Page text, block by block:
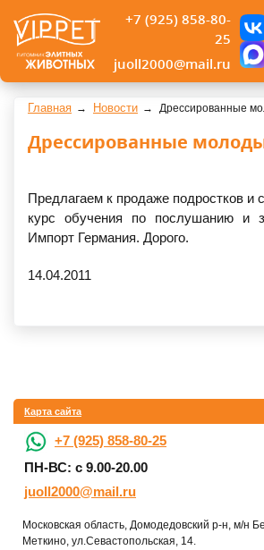
+7 (925) 858-80-
25
juoll2000@mail.ru
Главная Новости Дрессированные
Дрессированные
Предлагаем к продаже подростков и
курс обучения по послушанию и
Импорт Германия. Дорого.
14.04.2011
Карта сайта
+7 (925) 858-80-25
ПН-ВС: с 9.00-20.00
juoll2000@mail.ru
Московская область, Домодедовский р-н, м/н
Меткино, ул.Севастопольская, 14.